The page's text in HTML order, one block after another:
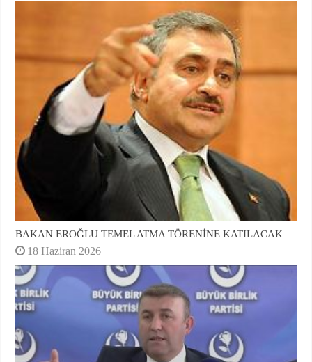
BAKAN EROĞLU TEMEL ATMA TÖRENİNE KATILACAK
18 Haziran 2026